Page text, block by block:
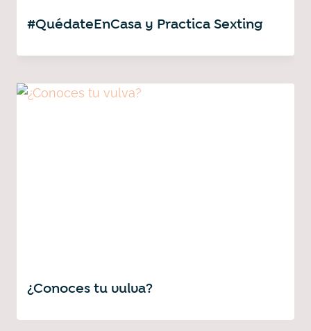
#QuédateEnCasa y Practica Sexting
¿Conoces tu vulva?